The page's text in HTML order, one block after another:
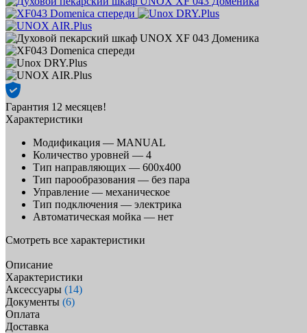
Гарантия 12 месяцев!
Характеристики
Модификация — MANUAL
Количество уровней — 4
Тип направляющих — 600х400
Тип парообразования — без пара
Управление — механическое
Тип подключения — электрика
Автоматическая мойка — нет
Смотреть все характеристики
Описание
Характеристики
Аксессуары (14)
Документы (6)
Оплата
Доставка